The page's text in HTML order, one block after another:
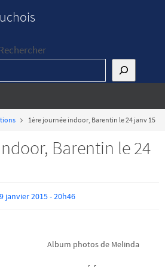
1ère journée indoor, Barentin le 24 janv 15
Barentin le 24
janvier 2015 - 20h46
Album photos de Melinda